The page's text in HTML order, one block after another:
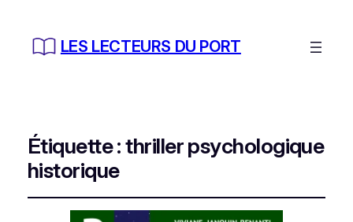
LES LECTEURS DU PORT
Étiquette :thriller psychologique
historique